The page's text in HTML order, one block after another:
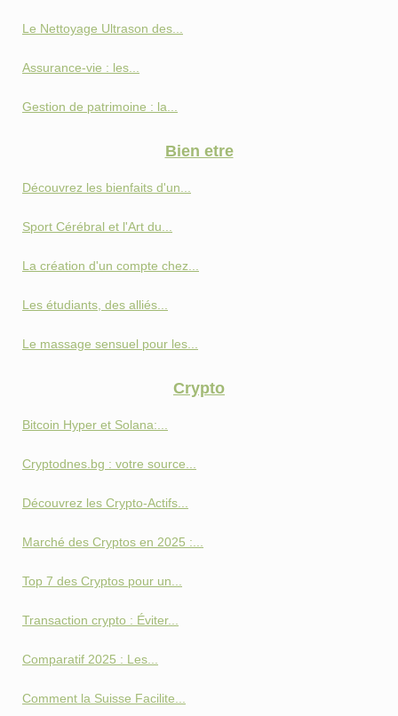
Le Nettoyage Ultrason des...
Assurance-vie : les...
Gestion de patrimoine : la...
Bien etre
Découvrez les bienfaits d'un...
Sport Cérébral et l'Art du...
La création d'un compte chez...
Les étudiants, des alliés...
Le massage sensuel pour les...
Crypto
Bitcoin Hyper et Solana:...
Cryptodnes.bg : votre source...
Découvrez les Crypto-Actifs...
Marché des Cryptos en 2025 :...
Top 7 des Cryptos pour un...
Transaction crypto : Éviter...
Comparatif 2025 : Les...
Comment la Suisse Facilite...